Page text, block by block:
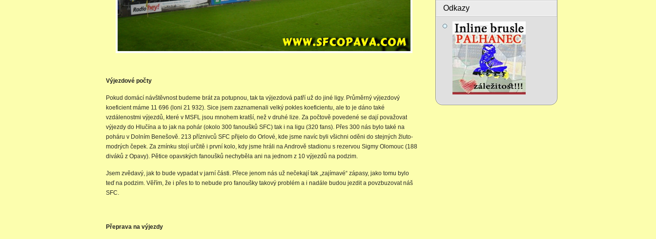
Odkazy
Výjezdové počty
Pokud domácí návštěvnost budeme brát za potupnou, tak ta výjezdová patří už do jiné ligy. Průměrný výjezdový
koeficient máme 11 696 (loni 21 932). Sice jsem zaznamenali velký pokles koeficientu, ale to je dáno také
vzdálenostmi výjezdů, které v MSFL jsou mnohem kratší, než v druhé lize. Za počtově povedené se dají považovat
výjezdy do Hlučína a to jak na pohár (okolo 300 fanoušků SFC) tak i na ligu (320 fans). Přes 300 nás bylo také na
poháru v Dolním Benešově. 213 příznivců SFC přijelo do Orlové, kde jsme navíc byli všichni oděni do stejných žluto-
modrých čepek. Za zmínku stojí určitě i první kolo, kdy jsme hráli na Andrově stadionu s rezervou Sigmy Olomouc (188
diváků z Opavy). Pětice opavských fanoušků nechyběla ani na jednom z 10 výjezdů na podzim.
Jsem zvědavý, jak to bude vypadat v jarní části. Přece jenom nás už nečekají tak „zajímavé“ zápasy, jako tomu bylo
teď na podzim. Věřím, že i přes to to nebude pro fanoušky takový problém a i nadále budou jezdit a povzbuzovat náš
SFC.
Přeprava na výjezdy